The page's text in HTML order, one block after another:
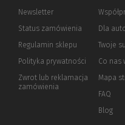
Newsletter
Status zamówienia
Regulamin sklepu
Polityka prywatności (Nowe
(Link
innej
Zwrot lub reklamacja
zamówienia
Dla
Twoje
Co nas
Mapa
FAQ
Blog